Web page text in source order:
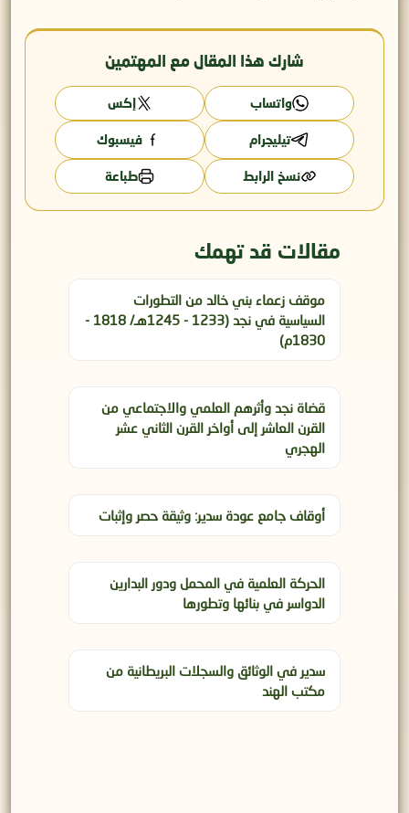
شارك هذا المقال مع المهتمين
واتساب إكس
تيليجرام فيسبوك
نسخ الرابط طباعة
مقالات قد تهمك
موقف زعماء بني خالد من التطورات
السياسية في نجد (1233 - 1245هـ/ 1818 -
1830م)
قضاة نجد وأثرهم العلمي والاجتماعي من
القرن العاشر إلى أواخر القرن الثاني عشر
الهجري
أوقاف جامع عودة سدير: وثيقة حصر وإثبات
الحركة العلمية في المحمل ودور البدارين
الدواسر في بنائها وتطورها
سدير في الوثائق والسجلات البريطانية من
مكتب الهند